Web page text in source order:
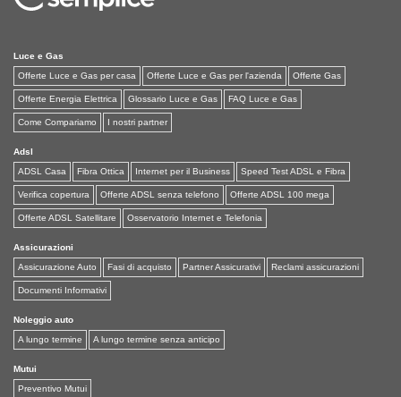
Luce e Gas
Offerte Luce e Gas per casa
Offerte Luce e Gas per l'azienda Offerte Gas
Offerte Energia Elettrica Glossario Luce e Gas FAQ Luce e Gas
Come Compariamo I nostri partner
Adsl
ADSL Casa
Fibra Ottica Internet per il Business Speed Test ADSL e Fibra
Verifica copertura Offerte ADSL senza telefono Offerte ADSL 100 mega
Offerte ADSL Satellitare Osservatorio Internet e Telefonia
Assicurazioni
Assicurazione Auto
Fasi di acquisto Partner Assicurativi Reclami assicurazioni
Documenti Informativi
Noleggio auto
A lungo termine
A lungo termine senza anticipo
Mutui
Preventivo Mutui